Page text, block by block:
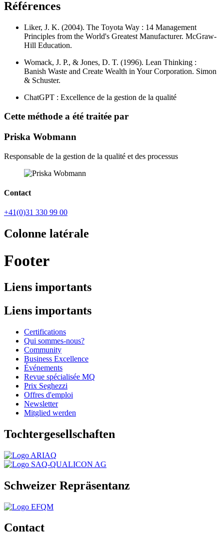
Références
Liker, J. K. (2004). The Toyota Way : 14 Management
Principles from the World's Greatest Manufacturer. McGraw-
Hill Education.
Womack, J. P., & Jones, D. T. (1996). Lean Thinking :
Banish Waste and Create Wealth in Your Corporation. Simon
& Schuster.
ChatGPT : Excellence de la gestion de la qualité
Cette méthode a été traitée par
Priska Wobmann
Responsable de la gestion de la qualité et des processus
Contact
+41(0)31 330 99 00
Colonne latérale
Footer
Liens importants
Liens importants
Certifications
Qui sommes-nous?
Community
Business Excellence
Événements
Revue spécialisée MQ
Prix Seghezzi
Offres d'emploi
Newsletter
Mitglied werden
Tochtergesellschaften
Schweizer Repräsentanz
Contact